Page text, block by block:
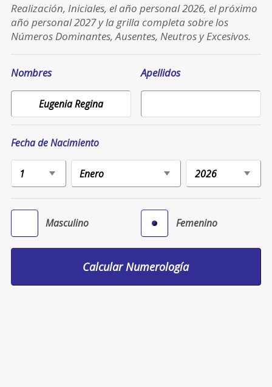
Realización, Iniciales, el año personal 2026, el próximo
año personal 2027 y la grilla completa sobre los
Números Dominantes, Ausentes, Neutros y Excesivos.
Nombres Apellidos
Fecha de Nacimiento
Masculino Femenino